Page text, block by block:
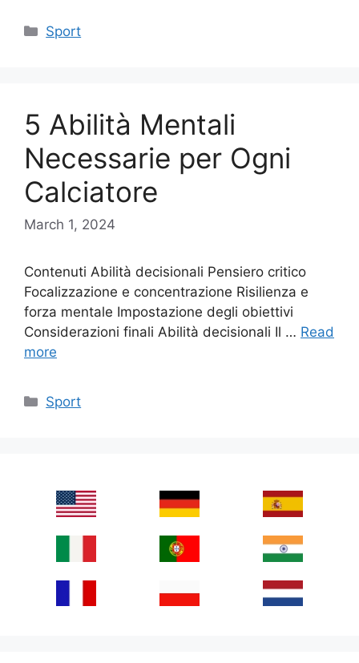
Categories
Sport
5 Abilità Mentali
Necessarie per Ogni
Calciatore
March 1, 2024
Contenuti Abilità decisionali Pensiero critico
Focalizzazione e concentrazione Risilienza e
forza mentale Impostazione degli obiettivi
Considerazioni finali Abilità decisionali Il … Read
more
Categories
Sport